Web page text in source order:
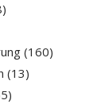
(160)
(13)